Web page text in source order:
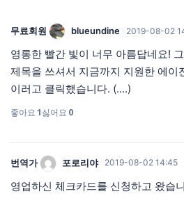
무료회원 blueundine 2019-08-02
영롱한 빨간 빛이 너무 아름답네요!
제목을 쓰셔서 지금까지 지원한 에이
이러고 클릭했습니다. (....)
좋아요1싫어요 0
번역가 포로리야 2019-08-02 14:45
영업하신 체크카드를 신청하고 왔습